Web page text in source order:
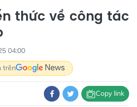
thức về công tác
04:00
trên
Copy link